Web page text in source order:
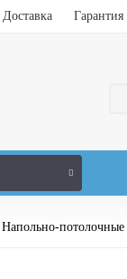
Доставка Гарантия
Напольно-потолочные